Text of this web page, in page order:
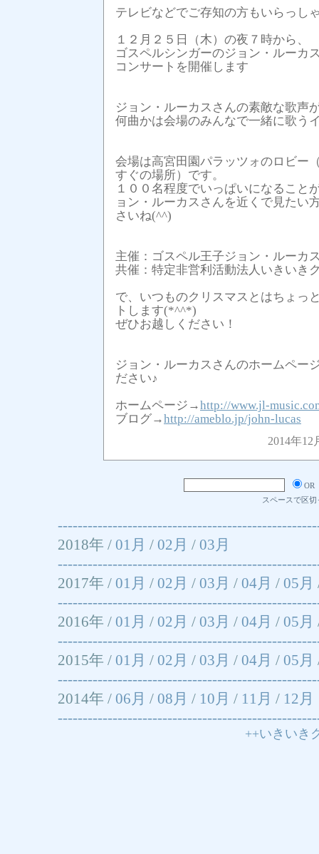
テレビなどでご存知の方もいらっし
１２月２５日（木）の夜７時から、
ゴスペルシンガーのジョン・ルーカ
コンサートを開催します
ジョン・ルーカスさんの素敵な歌声
何曲かは会場のみんなで一緒に歌う
会場は高宮田園パラッツォのロビー
すぐの場所）です。
１００名程度でいっぱいになること
ョン・ルーカスさんを近くで見たい
さいね(^^)
主催：ゴスペル王子ジョン・ルーカ
共催：特定非営利活動法人いきいき
で、いつものクリスマスとはちょっ
トします(*^^*)
ぜひお越しください！
ジョン・ルーカスさんのホームペー
ださい♪
ホームページ→http://www.jl-
ブログ→http://ameblo.jp/john-lucas
2014年12
OR
スペースで区
2018年 / 01月 / 02月 / 03月
2017年 / 01月 / 02月 / 03月 / 04月 / 05月
2016年 / 01月 / 02月 / 03月 / 04月 / 05月
2015年 / 01月 / 02月 / 03月 / 04月 / 05月
2014年 / 06月 / 08月 / 10月 / 11月 / 12月
++いきいき